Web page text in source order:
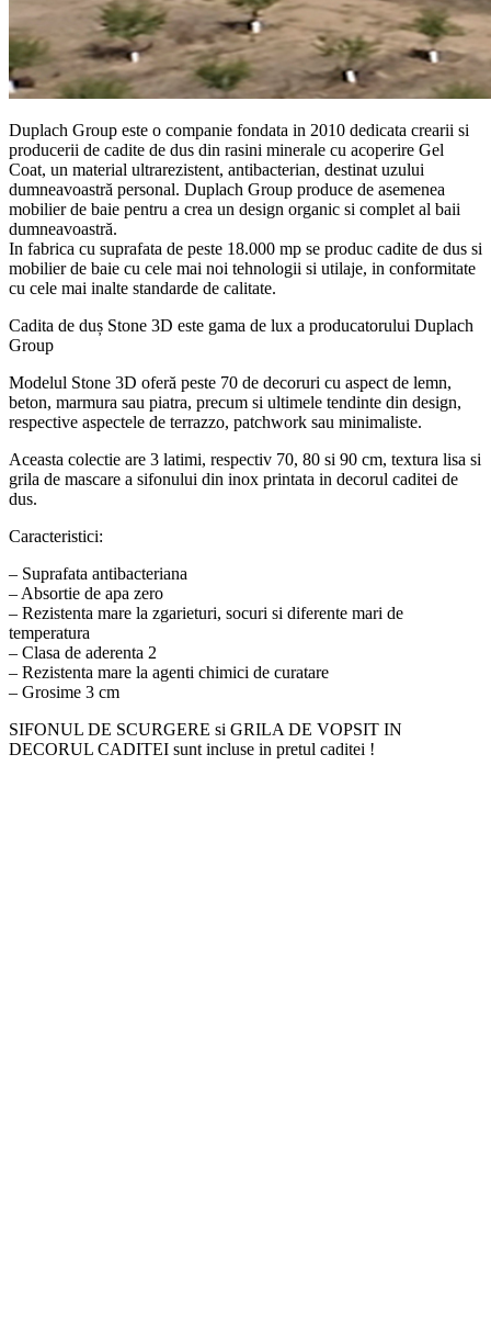
Duplach Group este o companie fondata in 2010 dedicata crearii si
producerii de cadite de dus din rasini minerale cu acoperire Gel
Coat, un material ultrarezistent, antibacterian, destinat uzului
dumneavoastră personal. Duplach Group produce de asemenea
mobilier de baie pentru a crea un design organic si complet al baii
dumneavoastră.
In fabrica cu suprafata de peste 18.000 mp se produc cadite de dus si
mobilier de baie cu cele mai noi tehnologii si utilaje, in conformitate
cu cele mai inalte standarde de calitate.
Cadita de duș Stone 3D este gama de lux a producatorului Duplach
Group
Modelul Stone 3D oferă peste 70 de decoruri cu aspect de lemn,
beton, marmura sau piatra, precum si ultimele tendinte din design,
respective aspectele de terrazzo, patchwork sau minimaliste.
Aceasta colectie are 3 latimi, respectiv 70, 80 si 90 cm, textura lisa si
grila de mascare a sifonului din inox printata in decorul caditei de
dus.
Caracteristici:
– Suprafata antibacteriana
– Absortie de apa zero
– Rezistenta mare la zgarieturi, socuri si diferente mari de
temperatura
– Clasa de aderenta 2
– Rezistenta mare la agenti chimici de curatare
– Grosime 3 cm
SIFONUL DE SCURGERE si GRILA DE VOPSIT IN
DECORUL CADITEI sunt incluse in pretul caditei !